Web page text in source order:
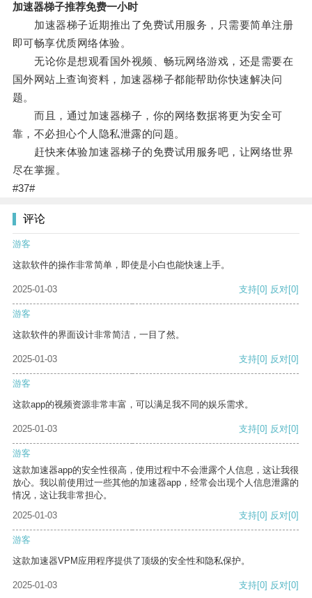
加速器梯子推荐免费一小时
加速器梯子近期推出了免费试用服务，只需要简单注册
即可畅享优质网络体验。
无论你是想观看国外视频、畅玩网络游戏，还是需要在
国外网站上查询资料，加速器梯子都能帮助你快速解决问
题。
而且，通过加速器梯子，你的网络数据将更为安全可
靠，不必担心个人隐私泄露的问题。
赶快来体验加速器梯子的免费试用服务吧，让网络世界
尽在掌握。
#37#
评论
游客
这款软件的操作非常简单，即使是小白也能快速上手。
2025-01-03 支持[0] 反对[0]
游客
这款软件的界面设计非常简洁，一目了然。
2025-01-03 支持[0] 反对[0]
游客
这款app的视频资源非常丰富，可以满足我不同的娱乐需求。
2025-01-03 支持[0] 反对[0]
游客
这款加速器app的安全性很高，使用过程中不会泄露个人信息，这让我很
放心。我以前使用过一些其他的加速器app，经常会出现个人信息泄露的
情况，这让我非常担心。
2025-01-03
支持[0] 反对[0]
游客
这款加速器VPM应用程序提供了顶级的安全性和隐私保护。
2025-01-03 支持[0] 反对[0]